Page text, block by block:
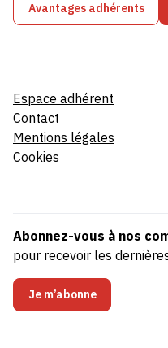
Avantages adhérents
Espace adhérent
Contact
Mentions légales
Cookies
Abonnez-vous à nos
pour recevoir les
Je m’abonne